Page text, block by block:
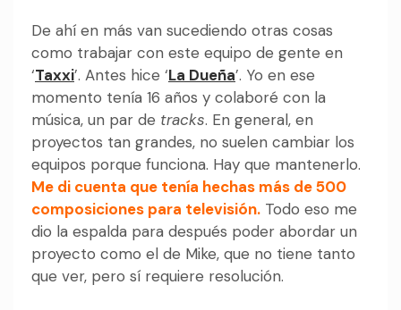
De ahí en más van sucediendo otras cosas
como trabajar con este equipo de gente en
‘Taxxi’. Antes hice ‘La Dueña’. Yo en ese
momento tenía 16 años y colaboré con la
música, un par de tracks. En general, en
proyectos tan grandes, no suelen cambiar los
equipos porque funciona. Hay que mantenerlo.
Me di cuenta que tenía hechas más de 500
composiciones para televisión. Todo eso me
dio la espalda para después poder abordar un
proyecto como el de Mike, que no tiene tanto
que ver, pero sí requiere resolución.